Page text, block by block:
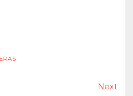
Next